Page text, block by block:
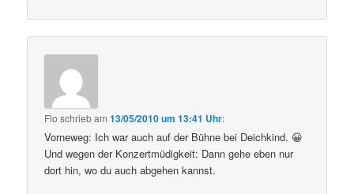
Flo schriebam13/05/2010 um 13:41 Uhr:
Vorneweg: Ich war auch auf der Bühne bei Deichkind. 😀
Und wegen der Konzertmüdigkeit: Dann gehe eben nur
dort hin, wo du auch abgehen kannst.